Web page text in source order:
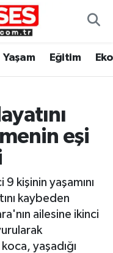
Yaşam Eğitim
eşi
kişinin yaşamını
kaybeden
ailesine ikinci
yaşadığı